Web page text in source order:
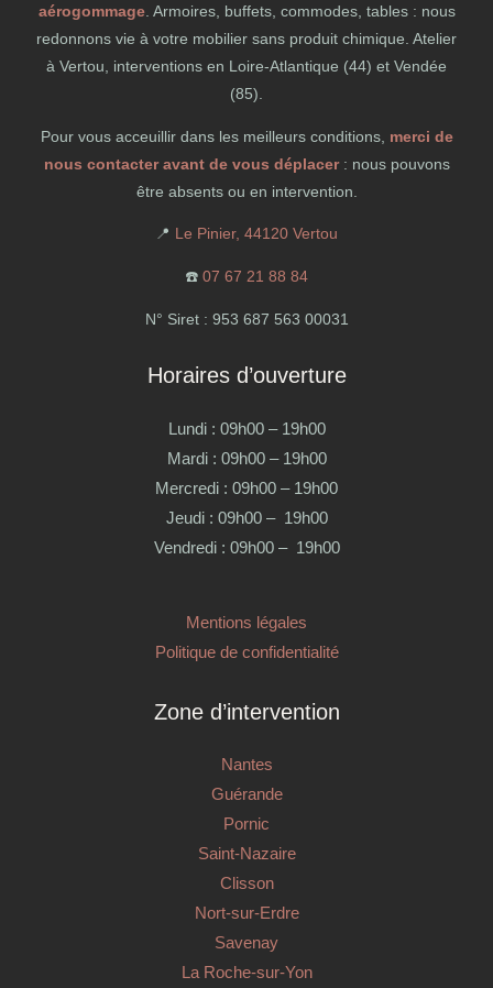
aérogommage. Armoires, buffets, commodes, tables : nous
redonnons vie à votre mobilier sans produit chimique. Atelier
à Vertou, interventions en Loire-Atlantique (44) et Vendée
(85).
Pour vous acceuillir dans les meilleurs conditions, merci de
nous contacter avant de vous déplacer: nous pouvons
être absents ou en intervention.
📍 Le Pinier, 44120 Vertou
☎️ 07 67 21 88 84
N° Siret : 953 687 563 00031
Horaires d’ouverture
Lundi : 09h00 – 19h00
Mardi : 09h00 – 19h00
Mercredi : 09h00 – 19h00
Jeudi : 09h00 – 19h00
Vendredi : 09h00 – 19h00
Mentions légales
Politique de confidentialité
Zone d’intervention
Nantes
Guérande
Pornic
Saint-Nazaire
Clisson
Nort-sur-Erdre
Savenay
La Roche-sur-Yon